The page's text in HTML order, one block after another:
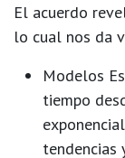
El acuerdo
lo cual nos da
Modelos
tiempo
tendencias